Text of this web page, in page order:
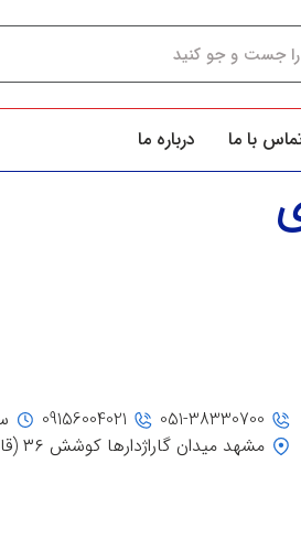
با ما درباره ما
051-38330700
09156004021
مشهد میدان گاراژدارها کوشش ۳۶ (قائم ۵) مرکز خرید آفتاب، جنب ورودی ۳